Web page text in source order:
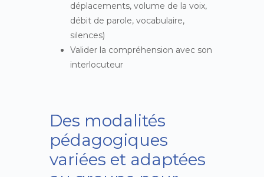
déplacements, volume de la voix,
débit de parole, vocabulaire,
silences)
Valider la compréhension avec son
interlocuteur
Des modalités
pédagogiques
variées et adaptées